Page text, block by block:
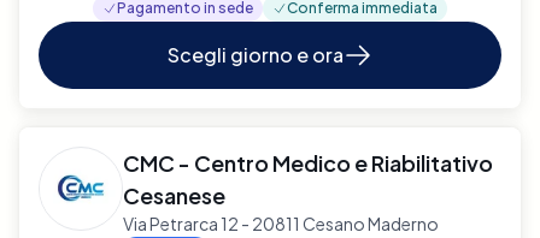
Pagamento in sede Conferma immediata
Scegli giorno e ora
CMC - Centro Medico e Riabilitativo
Cesanese
Via Petrarca 12 - 20811 Cesano Maderno